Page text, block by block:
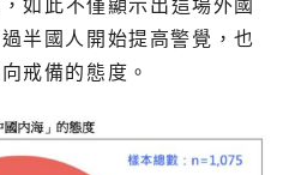
如此不僅顯示出這場外國
半國人開始提高警覺，也
戒備的態度。